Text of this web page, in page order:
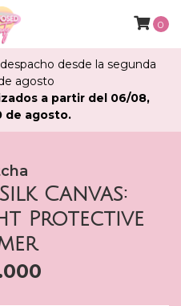
desde la segunda
agosto
a partir del 06/08,
de agosto.
0
Canvas:
Protective